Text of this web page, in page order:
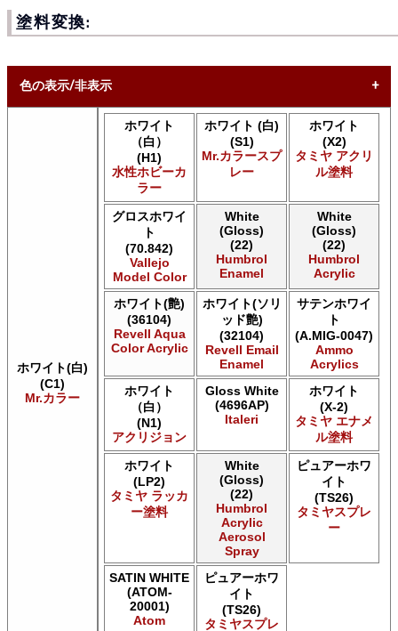
塗料変換:
色の表示/非表示
* ボックスをオン/オフにして、同等の色を見つけやすくしま
Uncheck ALL
AK INTERACTIVE AK 3rd Gen Acrylics
AK INTERACTIVE AK Acrylics
AK INTERACTIVE AK Extreme Metal
AK INTERACTIVE AK Real Color
AK INTERACTIVE 新 Real Color
ALCLAD II ALCLAD II
Acrylicos Vallejo Vallejo Diorama FX
Acrylicos Vallejo Vallejo Game Air
Acrylicos Vallejo Vallejo Game Color
Acrylicos Vallejo Vallejo Hobby Paint スプレー
Acrylicos Vallejo Vallejo Liquid Gold
Acrylicos Vallejo Vallejo Mecha Color
Acrylicos Vallejo Vallejo Metal Color
Acrylicos Vallejo Vallejo Model Air
Acrylicos Vallejo Vallejo Model Color
Acrylicos Vallejo Vallejo Panzer Aces
Acrylicos Vallejo Vallejo Pigment FX
Acrylicos Vallejo Vallejo Premium カラー
Acrylicos Vallejo Vallejo Wash FX
Acrylicos Vallejo Vallejo Weathering FX
Acrylicos Vallejo Vallejo Xpress カラー
E7 Paints E7 Paints
E7 Paints Humbrol Acrylic Aerosol Spray
Games Workshop Limited Citadel Air
ホワイト(白)
(C1)
Mr.カラー
ホワイト
（白）
(H1)
水性ホビーカ
ラー
ホワイト (白)
(S1)
Mr.カラースプ
レー
ホワイト
(X2)
タミヤ アクリ
ル塗料
グロスホワイ
ト
(70.842)
Vallejo
Model Color
White
(Gloss)
(22)
Humbrol
Enamel
White
(Gloss)
(22)
Humbrol
Acrylic
ホワイト(艶)
(36104)
Revell Aqua
Color Acrylic
ホワイト(ソリ
ッド艶)
(32104)
Revell Email
Enamel
サテンホワイ
ト
(A.MIG-0047)
Ammo
Acrylics
ホワイト
（白）
(N1)
アクリジョン
Gloss White
(4696AP)
Italeri
ホワイト
(X-2)
タミヤ エナメ
ル塗料
ホワイト
(LP2)
タミヤ ラッカ
ー塗料
White
(Gloss)
(22)
Humbrol
Acrylic
Aerosol
Spray
ピュアーホワ
イト
(TS26)
タミヤスプレ
ー
SATIN WHITE
(ATOM-
20001)
Atom
ピュアーホワ
イト
(TS26)
タミヤスプレ